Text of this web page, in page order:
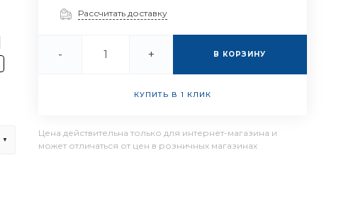
Рассчитать доставку
- + В КОРЗИНУ
КУПИТЬ В 1 КЛИК
Цена действительна только для интернет-магазина и
может отличаться от цен в розничных магазинах